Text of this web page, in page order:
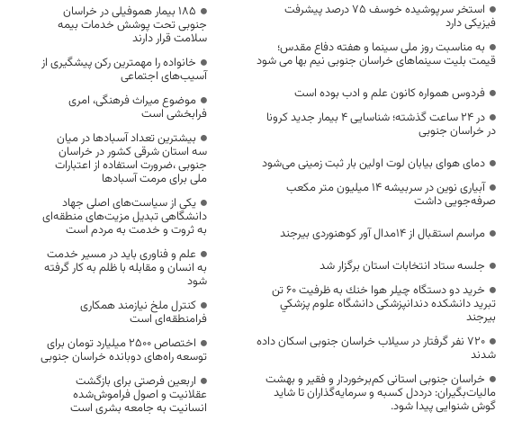
استخر سرپوشیده خوسف ۷۵ درصد پیشرفت
فیزیکی دارد
به مناسبت روز ملی سینما و هفته دفاع مقدس؛
قیمت بلیت سینماهای خراسان جنوبی نیم بها می شود
فردوس همواره کانون علم و ادب بوده است
در 24 ساعت گذشته؛ شناسایی 4 بیمار جدید کرونا
در خراسان جنوبی
دمای هوای بیابان لوت اولین بار ثبت زمینی می‌شود
آبیاری نوین در سربیشه ۱۴ میلیون متر مکعب
صرفه‌جویی داشت
مراسم استقبال از ۱۴مدال آور کوهنوردی بیرجند
جلسه ستاد انتخابات استان برگزار شد
خرید دو دستگاه چيلر هوا خنك به ظرفيت 60 تن
تبريد دانشکده دندانپزشکی دانشگاه علوم پزشكي
بيرجند
720 نفر گرفتار در سیلاب خراسان جنوبی اسکان داده
شدند
خراسان جنوبی استانی کم‌برخوردار و فقیر و بهشت
مالیات‌بگیران: درددل کسبه و سرمایه‌گذاران تا شاید
گوش شنوایی پیدا شود.
۱۸۵ بیمار هموفیلی در خراسان
جنوبی تحت پوشش خدمات بیمه
سلامت قرار دارند
خانواده را مهمترین رکن پیشگیری از
آسیب‌های اجتماعی
موضوع میراث فرهنگی، امری
فرابخشی است
بیشترین تعداد آسبادها در میان
سه استان شرقی کشور در خراسان
جنوبی ،ضرورت استفاده از اعتبارات
ملی برای مرمت آسبادها
یکی از سیاست‌های اصلی جهاد
دانشگاهی تبدیل مزیت‌های منطقه‌ای
به ثروت و خدمت به مردم است
علم و فناوری باید در مسیر خدمت
به انسان و مقابله با ظلم به کار گرفته
شود
کنترل ملخ نیازمند همکاری
فرامنطقه‌ای است
اختصاص 2500 میلیارد تومان برای
توسعه راه‌های دوبانده خراسان جنوبی
اربعین فرصتی برای بازگشت
عقلانیت و اصول فراموش‌شده
انسانیت به جامعه بشری است